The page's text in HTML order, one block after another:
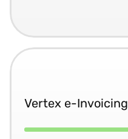
Vertex e-Invoicing